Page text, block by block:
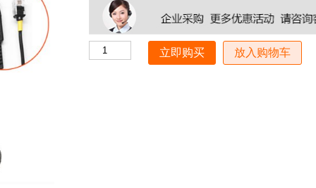
放入购物车